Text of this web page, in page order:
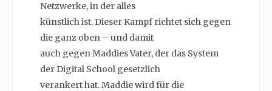
Netzwerke, in der alles
künstlich ist. Dieser Kampf richtet sich gegen
die ganz oben – und damit
auch gegen Maddies Vater, der das System
der Digital School gesetzlich
verankert hat. Maddie wird für die